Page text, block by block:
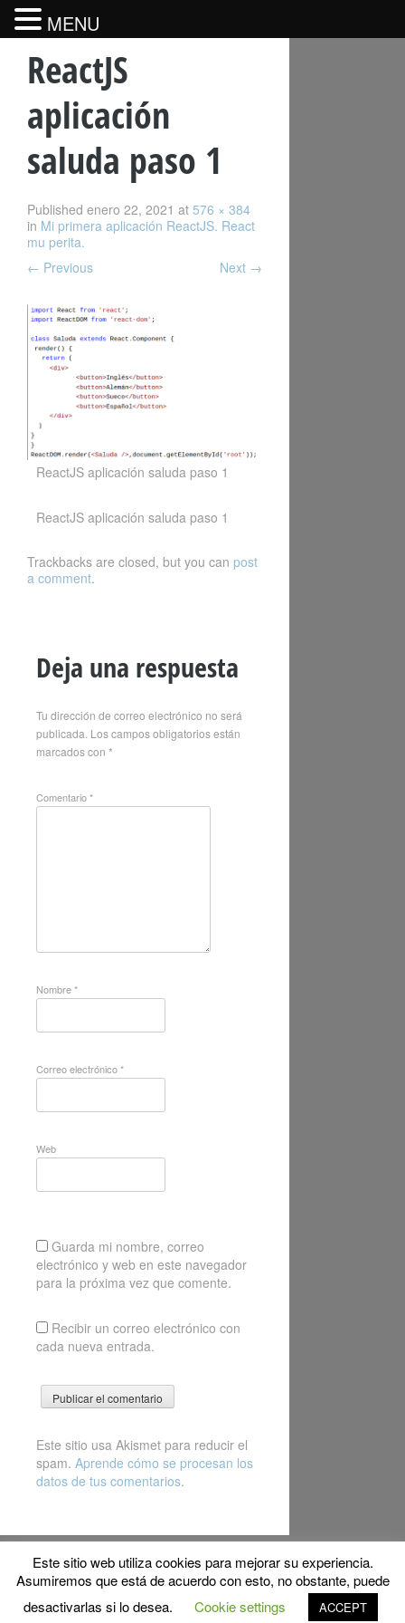
ReactJS
aplicación
saluda paso 1
Published enero 22, 2021 at 576 × 384
in Mi primera aplicación ReactJS. React
mu perita.
← Previous Next →
ReactJS aplicación saluda paso 1
ReactJS aplicación saluda paso 1
Trackbacks are closed, but you can post
a comment.
Deja una respuesta
Tu dirección de correo electrónico no será
publicada. Los campos obligatorios están
marcados con *
Comentario*
Nombre*
Correo electrónico*
Web
Guarda mi nombre, correo
electrónico y web en este navegador
para la próxima vez que comente.
Recibir un correo electrónico con
cada nueva entrada.
Este sitio usa Akismet para reducir el
spam. Aprende cómo se procesan los
datos de tus comentarios.
© Copyright 2021 MyFPschool
Proudly powered by WordPress
ThemeFurnace.
Este sitio web utiliza cookies para mejorar su experiencia.
Asumiremos que está de acuerdo con esto, no obstante, puede
desactivarlas si lo desea.
Cookie settings ACCEPT
MENU